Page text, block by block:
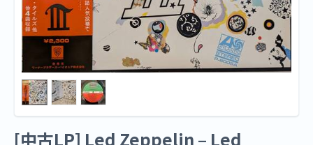
[中古LP] Led Zeppelin – Led